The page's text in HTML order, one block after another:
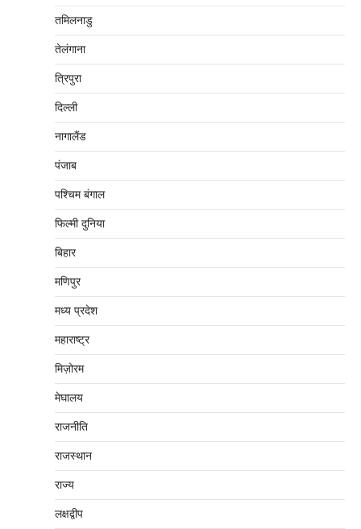
तमिलनाडु
तेलंगाना
त्रिपुरा
दिल्‍ली
नागालैंड
पंजाब
पश्चिम बंगाल
फिल्मी दुनिया
बिहार
मणिपुर
मध्‍य प्रदेश
महाराष्‍ट्र
मिज़ोरम
मेघालय
राजनीति
राजस्थान
राज्य
लक्षद्वीप